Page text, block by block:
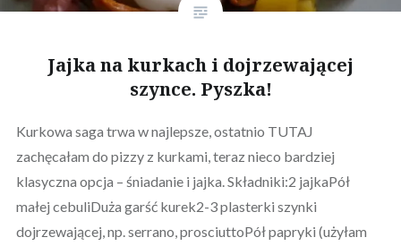
Jajka na kurkach i dojrzewającej
szynce. Pyszka!
Kurkowa saga trwa w najlepsze, ostatnio TUTAJ
zachęcałam do pizzy z kurkami, teraz nieco bardziej
klasyczna opcja – śniadanie i jajka. Składniki:2 jajkaPół
małej cebuliDuża garść kurek2-3 plasterki szynki
dojrzewającej, np. serrano, prosciuttoPół papryki (użyłam